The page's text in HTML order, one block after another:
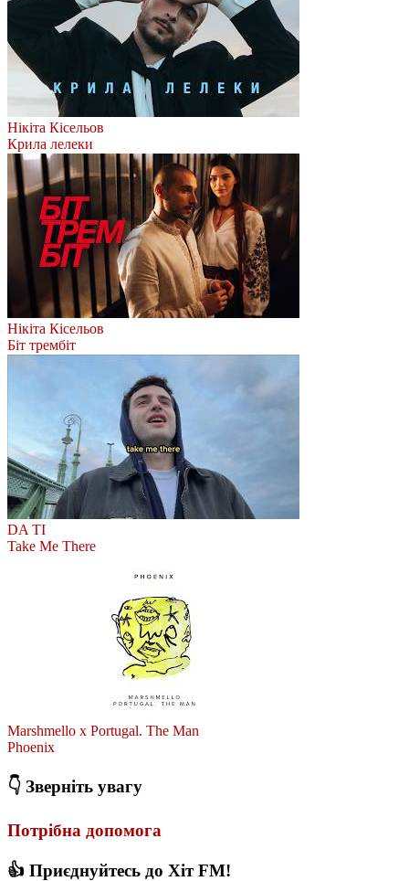
Нікіта Кісельов
Крила лелеки
Нікіта Кісельов
Біт трембіт
DA TI
Take Me There
Marshmello x Portugal. The Man
Phoenix
👇 Зверніть увагу
Потрібна допомога
👍 Приєднуйтесь до Хіт FM!